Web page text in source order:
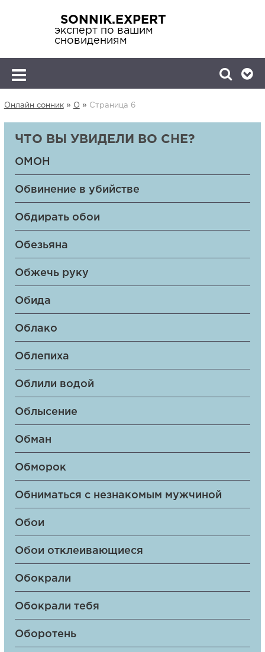
SONNIK.EXPERT
эксперт по вашим
сновидениям
Онлайн сонник» О » Страница 6
ЧТО ВЫ УВИДЕЛИ ВО СНЕ?
ОМОН
Обвинение в убийстве
Обдирать обои
Обезьяна
Обжечь руку
Обида
Облако
Облепиха
Облили водой
Облысение
Обман
Обморок
Обниматься с незнакомым мужчиной
Обои
Обои отклеивающиеся
Обокрали
Обокрали тебя
Оборотень